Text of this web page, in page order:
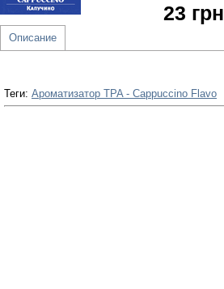
23 грн
Описание
Теги: Ароматизатор TPA - Cappuccino Flavo